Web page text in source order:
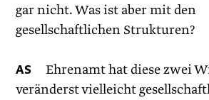
gar nicht. Was ist aber mit den
gesellschaftlichen Strukturen?
AS Ehrenamt hat diese zwei
veränderst vielleicht